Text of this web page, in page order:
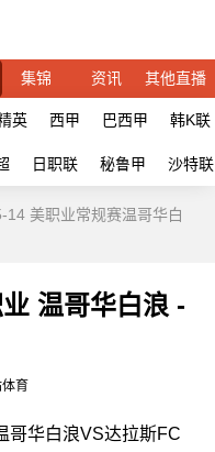
集锦 资讯 其他直播
英 西甲 巴西甲 韩K联
日职联 秘鲁甲 沙特联
14 美职业常规赛温哥华白
温哥华白浪 -
育
哥华白浪VS达拉斯FC